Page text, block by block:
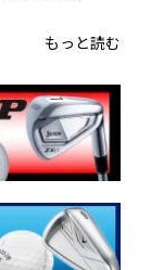
もっと読む